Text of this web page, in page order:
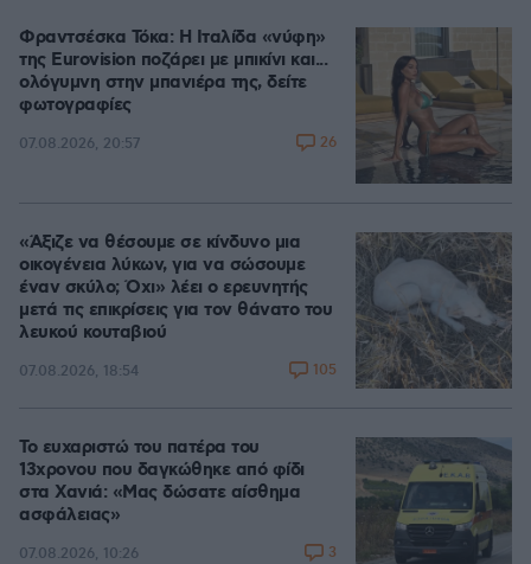
Φραντσέσκα Τόκα: Η Ιταλίδα «νύφη»
της Eurovision ποζάρει με μπικίνι και...
ολόγυμνη στην μπανιέρα της, δείτε
φωτογραφίες
07.08.2026, 20:57 26
«Άξιζε να θέσουμε σε κίνδυνο μια
οικογένεια λύκων, για να σώσουμε
έναν σκύλο; Όχι» λέει ο ερευνητής
μετά τις επικρίσεις για τον θάνατο του
λευκού κουταβιού
07.08.2026, 18:54 105
Το ευχαριστώ του πατέρα του
13χρονου που δαγκώθηκε από φίδι
στα Χανιά: «Μας δώσατε αίσθημα
ασφάλειας»
07.08.2026, 10:26 3